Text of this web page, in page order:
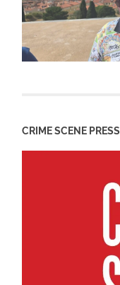
CRIME SCENE PRESS